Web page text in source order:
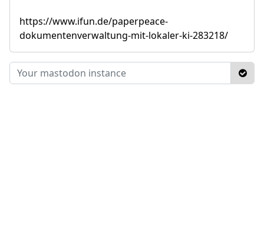
https://www.ifun.de/paperpeace-
dokumentenverwaltung-mit-lokaler-ki-283218/